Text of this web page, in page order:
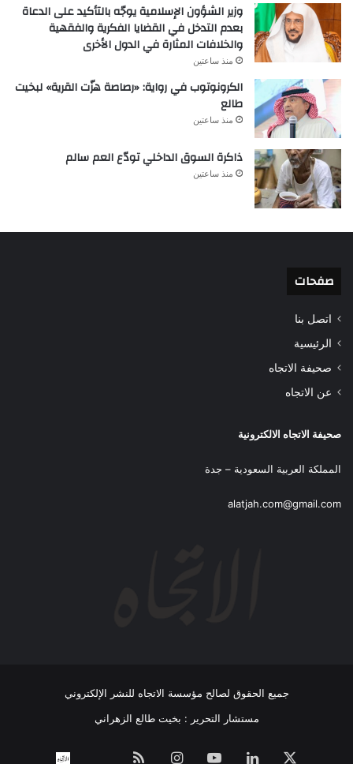
وزير الشؤون الإسلامية يوجّه بالتأكيد على الدعاة
بعدم التدخل في القضايا الفكرية والفقهية
والخلافات المثارة في الدول الأخرى
منذ ساعتين
الكرونوتوب في رواية: «رصاصة هزّت القرية» لبخيت
طالع
منذ ساعتين
ذاكرة السوق الداخلي تودّع العم سالم
منذ ساعتين
صفحات
اتصل بنا
الرئيسية
صحيفة الاتجاه
عن الاتجاه
صحيفة الاتجاه الالكترونية
المملكة العربية السعودية – جدة
alatjah.com@gmail.com
جميع الحقوق لصالح مؤسسة الاتجاه للنشر الإلكتروني
مستشار التحرير : بخيت طالع الزهراني
لينكدإن‫YouTubeانستقرامملخص نبض